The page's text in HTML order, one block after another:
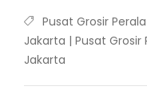
Pusat Grosir
Jakarta | Pusat
Jakarta